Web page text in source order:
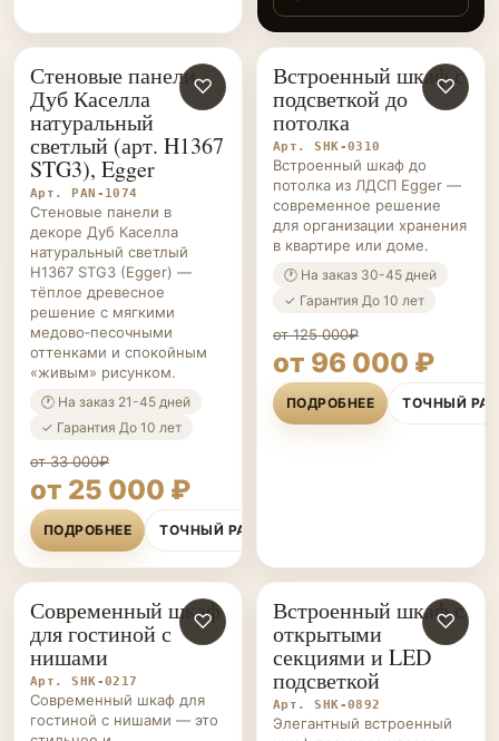
удовольствием
новой комнате.
СТЕНОВЫЕ
ПАНЕЛИ НА ЗАКАЗ
♡
Стеновые панели
Дуб Каселла
натуральный
светлый (арт. H1367
STG3), Egger
Арт. PAN-1074
Стеновые панели в
декоре Дуб Каселла
натуральный светлый
H1367 STG3 (Egger) —
тёплое древесное
решение с мягкими
медово‑песочными
оттенками и спокойным
«живым» рисунком.
🕐 На заказ 21-45 дней
✓ Гарантия До 10 лет
от 33 000₽
от 25 000 ₽
ПОДРОБНЕЕ ТОЧНЫЙ РАСЧЁТ
ШКАФЫ НА ЗАКАЗ ♡
Встроенный шкаф с
подсветкой до
потолка
Арт. SHK-0310
Встроенный шкаф до
потолка из ЛДСП Egger —
современное решение
для организации хранения
в квартире или доме.
🕐 На заказ 30-45 дней
✓ Гарантия До 10 лет
от 125 000₽
от 96 000 ₽
ПОДРОБНЕЕ ТОЧНЫЙ
ШКАФЫ НА ЗАКАЗ ♡
Современный шкаф
для гостиной с
нишами
Арт. SHK-0217
Современный шкаф для
гостиной с нишами — это
ШКАФЫ НА ЗАКАЗ ♡
Встроенный шкаф с
открытыми
секциями и LED
подсветкой
Арт. SHK-0892
Элегантный встроенный